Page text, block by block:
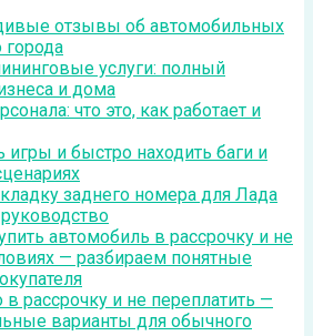
отзывы об автомобильных
города
услуги: полный
и дома
что это, как работает и
игры и быстро находить баги и
заднего номера для Лада
автомобиль в рассрочку и не
— разбираем понятные
в рассрочку и не переплатить —
варианты для обычного